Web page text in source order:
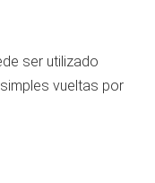
ser utilizado
vueltas por